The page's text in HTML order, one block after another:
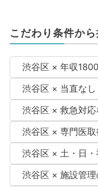
こだわり条件か
渋谷区 × 年収
渋谷区 × 当直なし
渋谷区 × 救急対応
渋谷区 × 専門医取
渋谷区 × 土・日・
渋谷区 × 施設管理